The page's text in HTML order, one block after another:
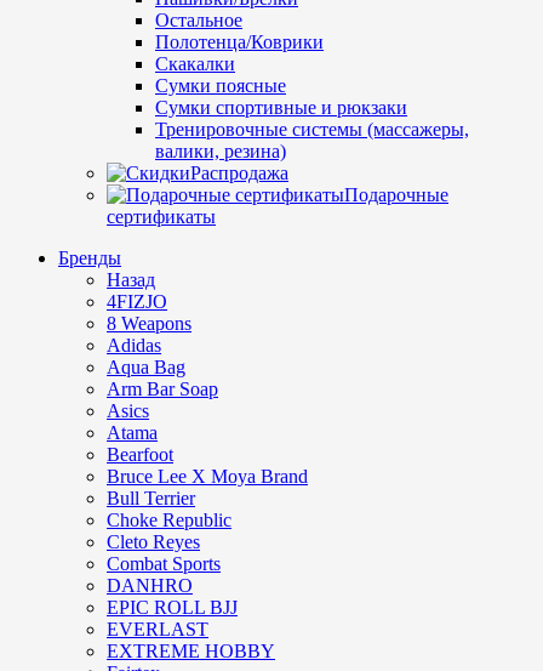
Остальное
Полотенца/Коврики
Скакалки
Сумки поясные
Сумки спортивные и рюкзаки
Тренировочные системы (массажеры,
валики, резина)
Распродажа
Подарочные
сертификаты
Бренды
Назад
4FIZJO
8 Weapons
Adidas
Aqua Bag
Arm Bar Soap
Asics
Atama
Bearfoot
Bruce Lee X Moya Brand
Bull Terrier
Choke Republic
Cleto Reyes
Combat Sports
DANHRO
EPIC ROLL BJJ
EVERLAST
EXTREME HOBBY